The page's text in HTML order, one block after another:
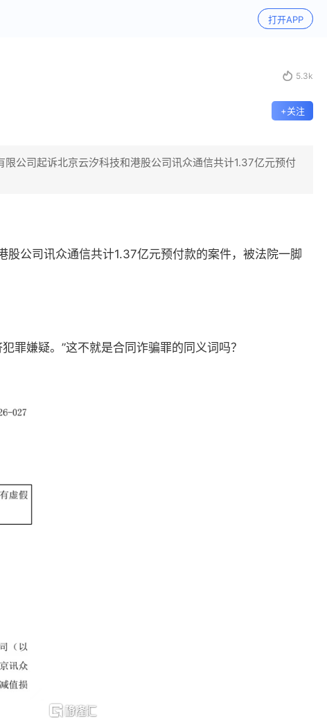
打开APP
 5.3k
+关注
公司起诉北京云汐科技和港股公司讯众通信共计1.37亿元预付
股公司讯众通信共计1.37亿元预付款的案件，被法院一脚
罪嫌疑。”这不就是合同诈骗罪的同义词吗？